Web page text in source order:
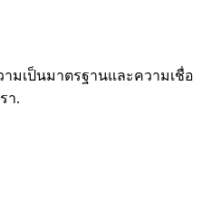
มเป็นมาตรฐานและความเชื่อ
า.